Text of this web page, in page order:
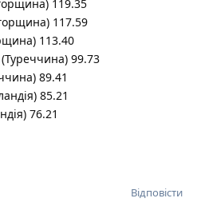
119.35
117.59
113.40
99.73
89.41
85.21
76.21
Відповісти